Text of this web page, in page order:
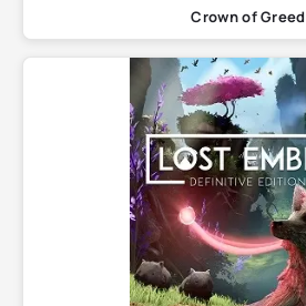
Crown of Greed